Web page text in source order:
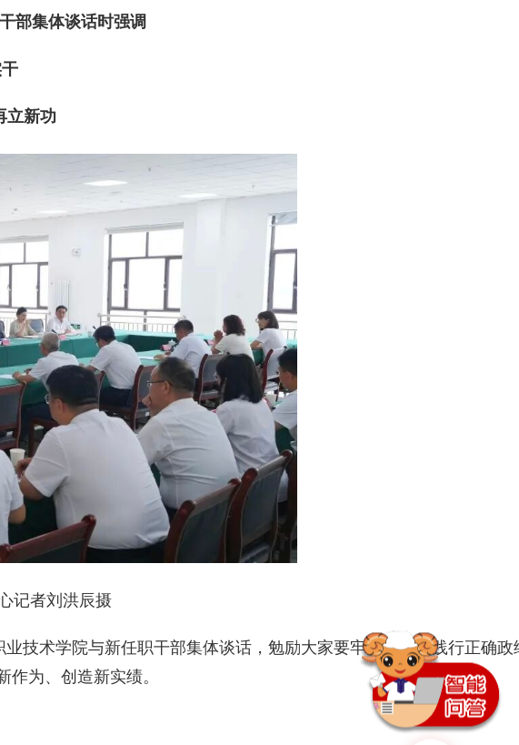
部集体谈话时强调
立新功
记者刘洪辰摄
技术学院与新任职干部集体谈话，勉励大家要牢固树立和践行正确政
为、创造新实绩。